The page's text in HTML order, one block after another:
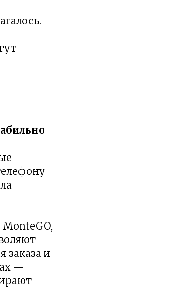
заказа и
—